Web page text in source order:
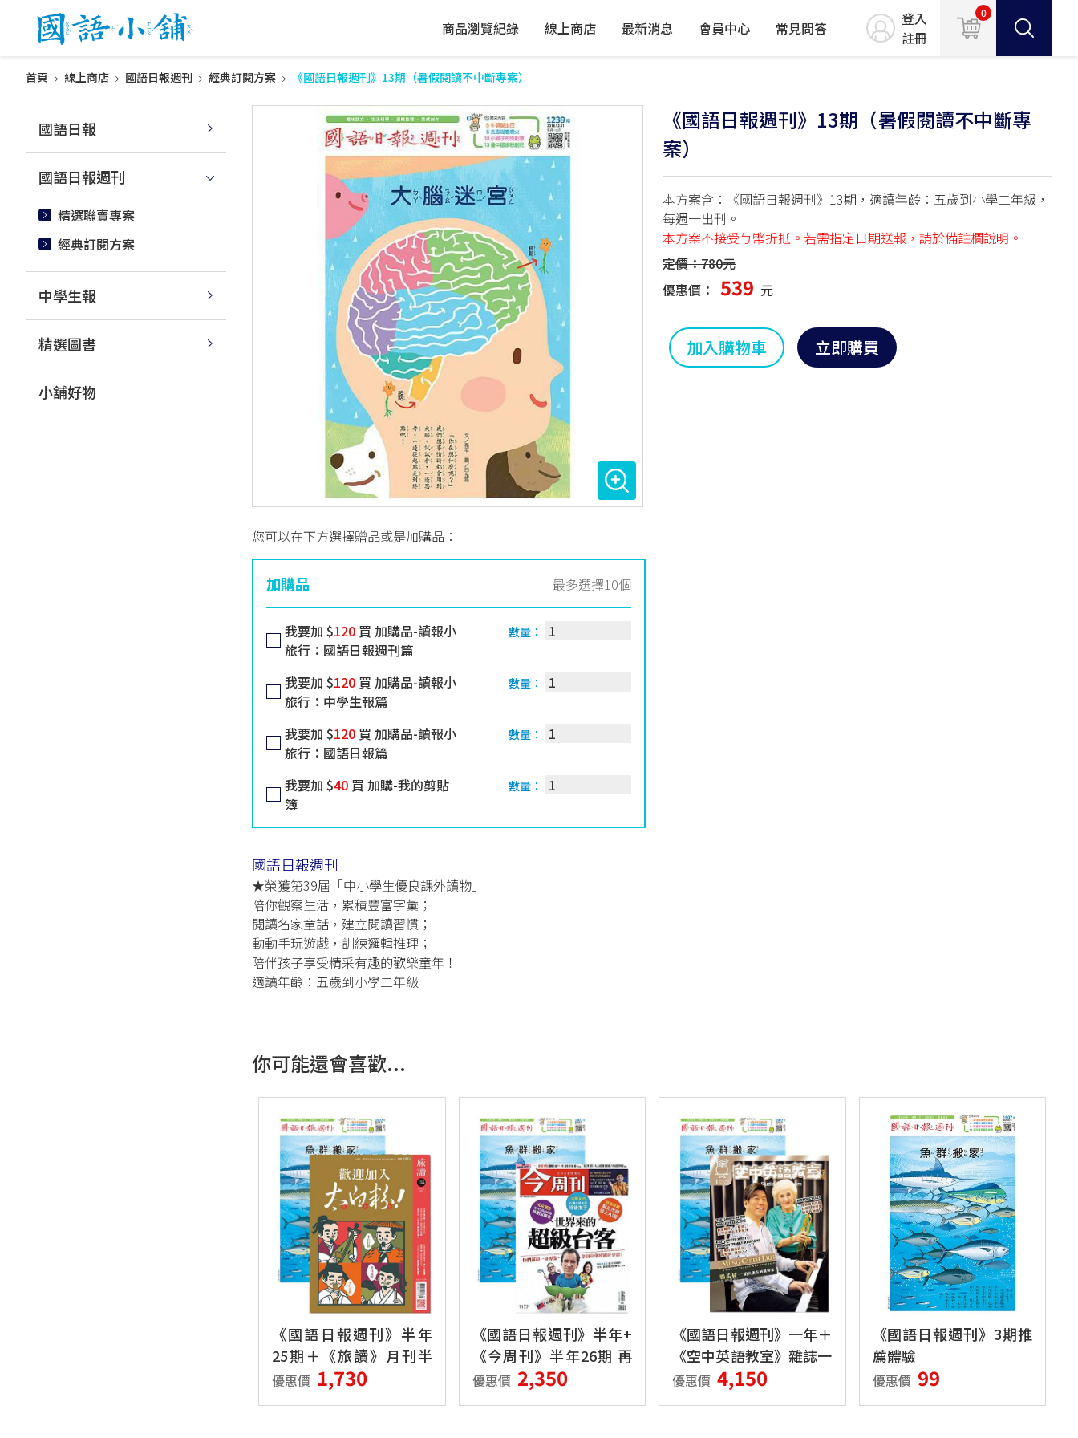
商品瀏覽紀錄 線上商店 最新消息 會員中心 常見問答
登入
註冊
0
首頁 線上商店 國語日報週刊 經典訂閱方案 《國語日報週刊》13期（暑假閱讀不中斷專案）
國語日報
國語日報週刊
精選聯賣專案
經典訂閱方案
中學生報
精選圖書
小舖好物
《國語日報週刊》13期（暑假閱讀不中斷專
案）
本方案含：《國語日報週刊》13期，適讀年齡：五歲到小學二年級，
每週一出刊。
本方案不接受ㄅ幣折抵。若需指定日期送報，請於備註欄說明。
定價：780元
優惠價： 539 元
加入購物車 立即購買
您可以在下方選擇贈品或是加購品：
加購品 最多選擇10個
我要加 $120 買 加購品-讀報小
旅行：國語日報週刊篇
數量：
我要加 $120 買 加購品-讀報小
旅行：中學生報篇
數量：
我要加 $120 買 加購品-讀報小
旅行：國語日報篇
數量：
我要加 $40 買 加購-我的剪貼
簿
數量：
國語日報週刊
★榮獲第39屆「中小學生優良課外讀物」
陪你觀察生活，累積豐富字彙；
閱讀名家童話，建立閱讀習慣；
動動手玩遊戲，訓練邏輯推理；
陪伴孩子享受精采有趣的歡樂童年！
適讀年齡：五歲到小學二年級
你可能還會喜歡...
《國語日報週刊》半年
25期＋《旅讀》月刊半
年6期
優惠價 1,730
《國語日報週刊》半年+
《今周刊》半年26期 再
加送《今周刊》特刊三本
優惠價 2,350
《國語日報週刊》一年＋
《空中英語教室》雜誌一
年12期雜誌含Super+電
優惠價 4,150
《國語日報週刊》3期推
薦體驗
優惠價 99